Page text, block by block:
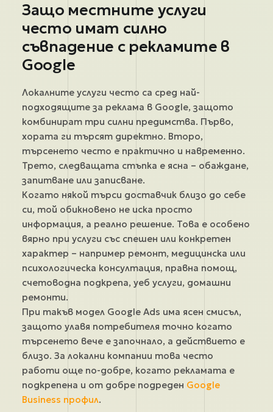
Защо местните услуги
често имат силно
съвпадение с рекламите в
Google
Локалните услуги често са сред най-
подходящите за реклама в Google, защото
комбинират три силни предимства. Първо,
хората ги търсят директно. Второ,
търсенето често е практично и навременно.
Трето, следващата стъпка е ясна – обаждане,
запитване или записване.
Когато някой търси доставчик близо до себе
си, той обикновено не иска просто
информация, а реално решение. Това е особено
вярно при услуги със спешен или конкретен
характер – например ремонт, медицинска или
психологическа консултация, правна помощ,
счетоводна подкрепа, уеб услуги, домашни
ремонти.
При такъв модел Google Ads има ясен смисъл,
защото улавя потребителя точно когато
търсенето вече е започнало, а действието е
близо. За локални компании това често
работи още по-добре, когато рекламата е
подкрепена и от добре подреден Google
Business профил.